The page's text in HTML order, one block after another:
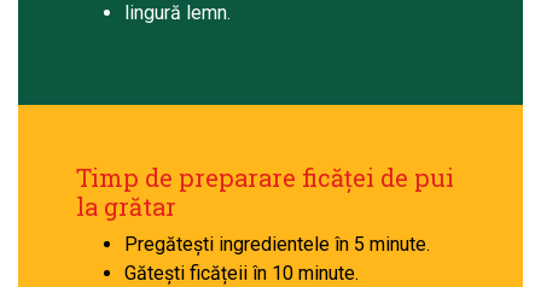
lingură lemn.
Timp de preparare ficăței de pui
la grătar
Pregătești ingredientele în 5 minute.
Gătești ficățeii în 10 minute.